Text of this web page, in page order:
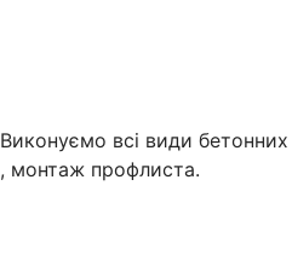
Виконуємо всі види
, монтаж профлиста.